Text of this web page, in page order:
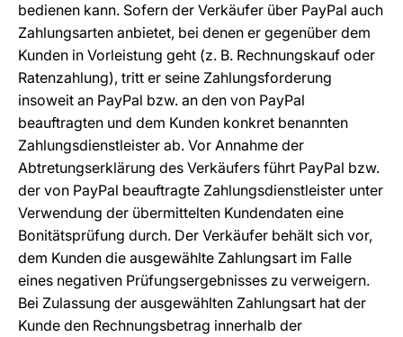
bedienen kann. Sofern der Verkäufer über PayPal auch
Zahlungsarten anbietet, bei denen er gegenüber dem
Kunden in Vorleistung geht (z. B. Rechnungskauf oder
Ratenzahlung), tritt er seine Zahlungsforderung
insoweit an PayPal bzw. an den von PayPal
beauftragten und dem Kunden konkret benannten
Zahlungsdienstleister ab. Vor Annahme der
Abtretungserklärung des Verkäufers führt PayPal bzw.
der von PayPal beauftragte Zahlungsdienstleister unter
Verwendung der übermittelten Kundendaten eine
Bonitätsprüfung durch. Der Verkäufer behält sich vor,
dem Kunden die ausgewählte Zahlungsart im Falle
eines negativen Prüfungsergebnisses zu verweigern.
Bei Zulassung der ausgewählten Zahlungsart hat der
Kunde den Rechnungsbetrag innerhalb der